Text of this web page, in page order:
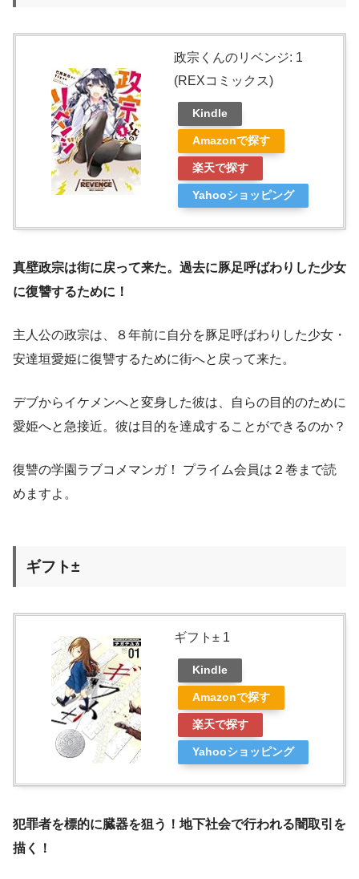
政宗くんのリベンジ: 1
(REXコミックス)
Kindle
Amazonで探す
楽天で探す
Yahooショッピング
真壁政宗は街に戻って来た。過去に豚足呼ばわりした少女
に復讐するために！
主人公の政宗は、８年前に自分を豚足呼ばわりした少女・
安達垣愛姫に復讐するために街へと戻って来た。
デブからイケメンへと変身した彼は、自らの目的のために
愛姫へと急接近。彼は目的を達成することができるのか？
復讐の学園ラブコメマンガ！ プライム会員は２巻まで読
めますよ。
ギフト±
ギフト± 1
Kindle
Amazonで探す
楽天で探す
Yahooショッピング
犯罪者を標的に臓器を狙う！地下社会で行われる闇取引を
描く！